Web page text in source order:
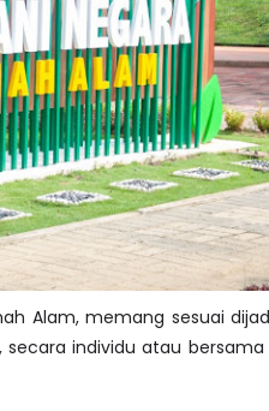
Alam, memang sesuai
individu atau bersama